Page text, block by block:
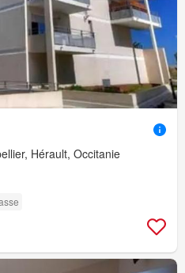
Hérault, Occitanie